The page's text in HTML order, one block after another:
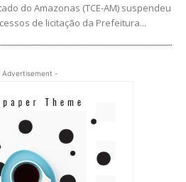
do Amazonas (TCE-AM) suspendeu
de licitação da Prefeitura...
Advertisement -